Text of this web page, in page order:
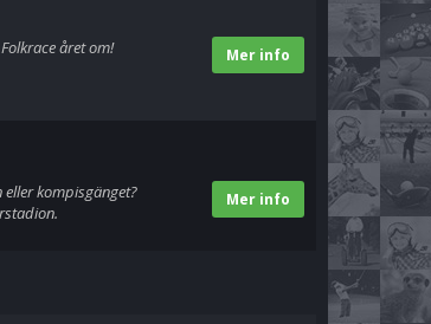
Mer info
året om!
Mer info
kompisgänget?